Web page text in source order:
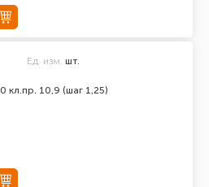
кл.пр. 10,9 (шаг 1,25)
Ед. изм. шт.